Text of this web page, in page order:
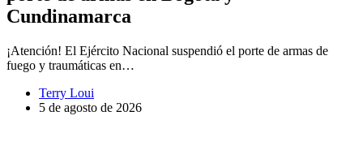
Cundinamarca
¡Atención! El Ejército Nacional suspendió el porte de armas de
fuego y traumáticas en…
Terry Loui
5 de agosto de 2026